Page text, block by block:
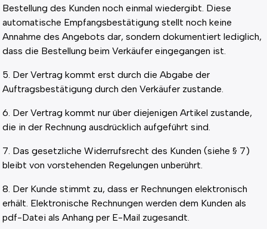
Bestellung des Kunden noch einmal wiedergibt. Diese
automatische Empfangsbestätigung stellt noch keine
Annahme des Angebots dar, sondern dokumentiert lediglich,
dass die Bestellung beim Verkäufer eingegangen ist.
5. Der Vertrag kommt erst durch die Abgabe der
Auftragsbestätigung durch den Verkäufer zustande.
6. Der Vertrag kommt nur über diejenigen Artikel zustande,
die in der Rechnung ausdrücklich aufgeführt sind.
7. Das gesetzliche Widerrufsrecht des Kunden (siehe § 7)
bleibt von vorstehenden Regelungen unberührt.
8. Der Kunde stimmt zu, dass er Rechnungen elektronisch
erhält. Elektronische Rechnungen werden dem Kunden als
pdf-Datei als Anhang per E-Mail zugesandt.